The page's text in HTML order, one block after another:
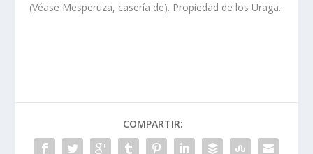
(Véase Mesperuza, caserí­a de). Propiedad de los Uraga.
COMPARTIR: